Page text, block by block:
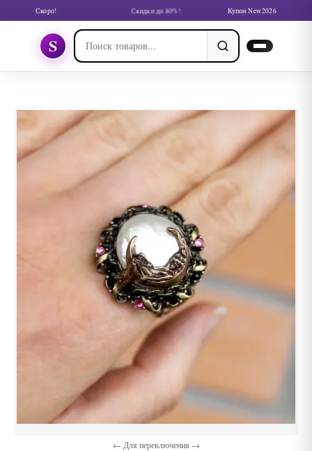
Скоро! Скидки до 80%! Купон New2026
S
← Для переключения →